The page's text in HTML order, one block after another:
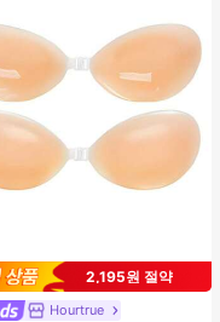
2,195원 절약
Hourtrue